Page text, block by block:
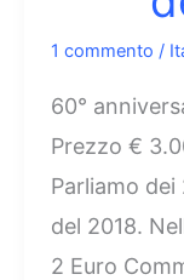
1 commento /
60°
Prezzo €
Parliamo
del 2018.
2 Euro